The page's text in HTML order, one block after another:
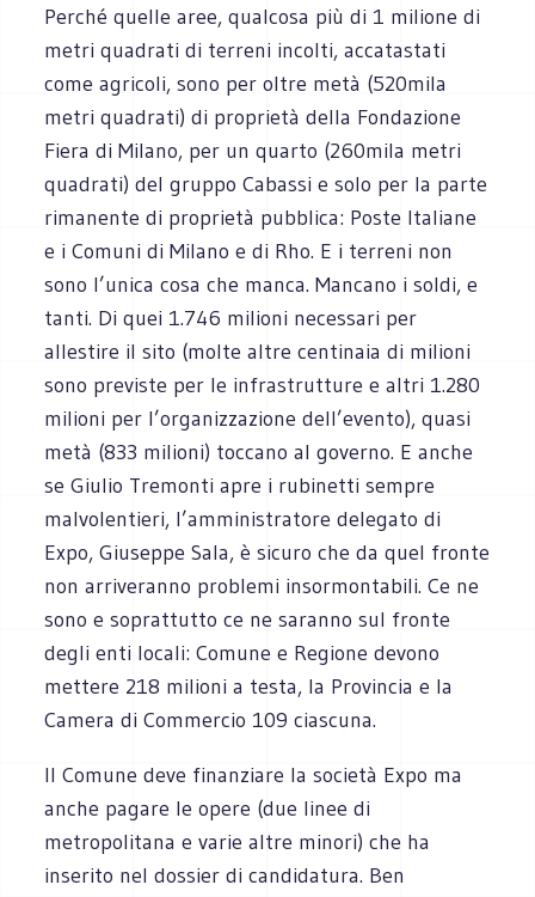
Perché quelle aree, qualcosa più di 1 milione di
metri quadrati di terreni incolti, accatastati
come agricoli, sono per oltre metà (520mila
metri quadrati) di proprietà della Fondazione
Fiera di Milano, per un quarto (260mila metri
quadrati) del gruppo Cabassi e solo per la parte
rimanente di proprietà pubblica: Poste Italiane
e i Comuni di Milano e di Rho. E i terreni non
sono l’unica cosa che manca. Mancano i soldi, e
tanti. Di quei 1.746 milioni necessari per
allestire il sito (molte altre centinaia di milioni
sono previste per le infrastrutture e altri 1.280
milioni per l’organizzazione dell’evento), quasi
metà (833 milioni) toccano al governo. E anche
se Giulio Tremonti apre i rubinetti sempre
malvolentieri, l’amministratore delegato di
Expo, Giuseppe Sala, è sicuro che da quel fronte
non arriveranno problemi insormontabili. Ce ne
sono e soprattutto ce ne saranno sul fronte
degli enti locali: Comune e Regione devono
mettere 218 milioni a testa, la Provincia e la
Camera di Commercio 109 ciascuna.
Il Comune deve finanziare la società Expo ma
anche pagare le opere (due linee di
metropolitana e varie altre minori) che ha
inserito nel dossier di candidatura. Ben